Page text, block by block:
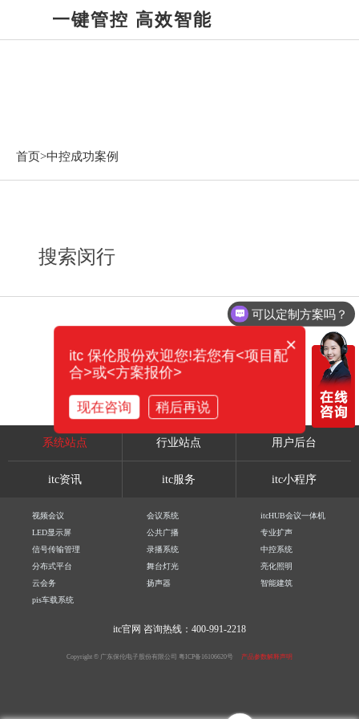
一键管控 高效智能
首页>中控成功案例
搜索闵行
系统站点 行业站点 用户后台
itc资讯 itc服务 itc小程序
视频会议 会议系统
itcHUB会议一体机
LED显示屏
公共广播
专业扩声
信号传输管理
录播系统
中控系统
分布式平台
舞台灯光
亮化照明
云会务
扬声器
智能建筑
pis车载系统
itc官网 咨询热线：400-991-2218
Copyright © 广东保伦电子股份有限公司 粤ICP备16106620号 产品参数解释声明
可以定制方案吗？
×
itc 保伦股份欢迎您!若您有<项目配
合>或<方案报价>
现在咨询 稍后再说